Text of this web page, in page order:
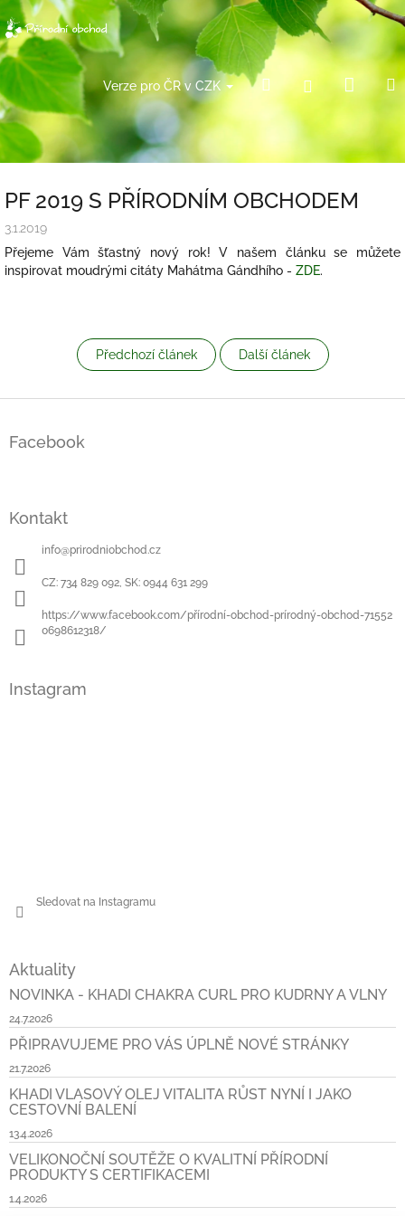
Přejít
na
obsah
Verze pro ČR v CZK Hledat Přihlášení
košík
PF 2019 S PŘÍRODNÍM OBCHODEM
3.1.2019
Přejeme Vám šťastný nový rok! V našem článku se můžete
inspirovat moudrými citáty Mahátma Gándhího - ZDE.
Předchozí článek Další článek
Facebook
Kontakt
info@prirodniobchod.cz
CZ: 734 829 092, SK: 0944 631 299
https://www.facebook.com/přírodní-obchod-prírodný-obchod-71552
0698612318/
Instagram
Sledovat na Instagramu
Aktuality
NOVINKA - KHADI CHAKRA CURL PRO KUDRNY A VLNY
24.7.2026
PŘIPRAVUJEME PRO VÁS ÚPLNĚ NOVÉ STRÁNKY
21.7.2026
KHADI VLASOVÝ OLEJ VITALITA RŮST NYNÍ I JAKO
CESTOVNÍ BALENÍ
13.4.2026
VELIKONOČNÍ SOUTĚŽE O KVALITNÍ PŘÍRODNÍ
PRODUKTY S CERTIFIKACEMI
1.4.2026